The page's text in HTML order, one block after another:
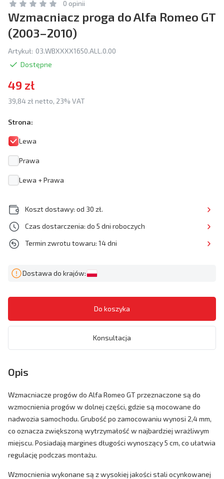
0 opinii
Wzmacniacz proga do Alfa Romeo GT
(2003–2010)
Artykuł: 03.WBXXXX1650.ALL.0.00
Dostępne
49 zł
39,84 zł netto, 23% VAT
Strona:
Lewa
Prawa
Lewa + Prawa
Koszt dostawy: od 30 zł.
Czas dostarczenia: do 5 dni roboczych
Termin zwrotu towaru: 14 dni
Dostawa do krajów:
Konsultacja
Opis
Wzmacniacze progów do Alfa Romeo GT przeznaczone są do
wzmocnienia progów w dolnej części, gdzie są mocowane do
nadwozia samochodu. Grubość po zamocowaniu wynosi 2,4 mm,
co oznacza zwiększoną wytrzymałość w najbardziej wrażliwym
miejscu. Posiadają margines długości wynoszący 5 cm, co ułatwia
regulację podczas montażu.
Wzmocnienia wykonane są z wysokiej jakości stali ocynkowanej